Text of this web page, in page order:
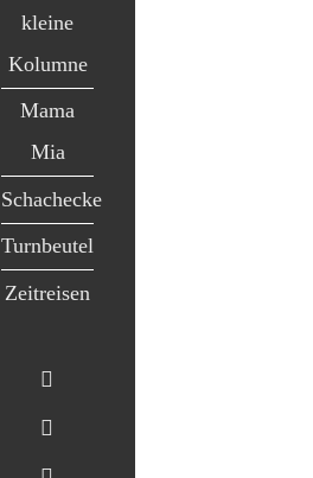
kleine
Kolumne
Mama
Mia
Schachecke
Turnbeutel
Zeitreisen